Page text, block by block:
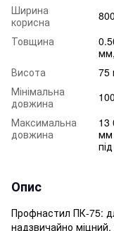
Ширина
корисна
Товщина
Висота
75
Мінімальна
довжина
Максимальна
довжина
13
мм
Опис
Профнастил ПК-75:
надзвичайно міцний,